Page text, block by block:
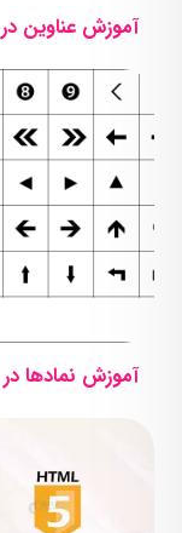
آموزش عناوین در HTML
آموزش نمادها در HTML به زبان ساده